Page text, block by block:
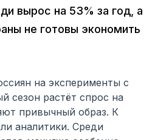
вырос на 53% за год, а
не готовы экономить
на эксперименты с
сезон растёт спрос на
привычный образ. К
аналитики. Среди